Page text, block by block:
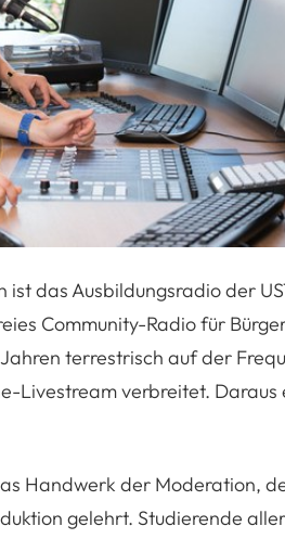
ist das Ausbildungsradio der
Community-Radio für
terrestrisch auf der
Livestream verbreitet.
Handwerk der Moderation,
gelehrt. Studierende